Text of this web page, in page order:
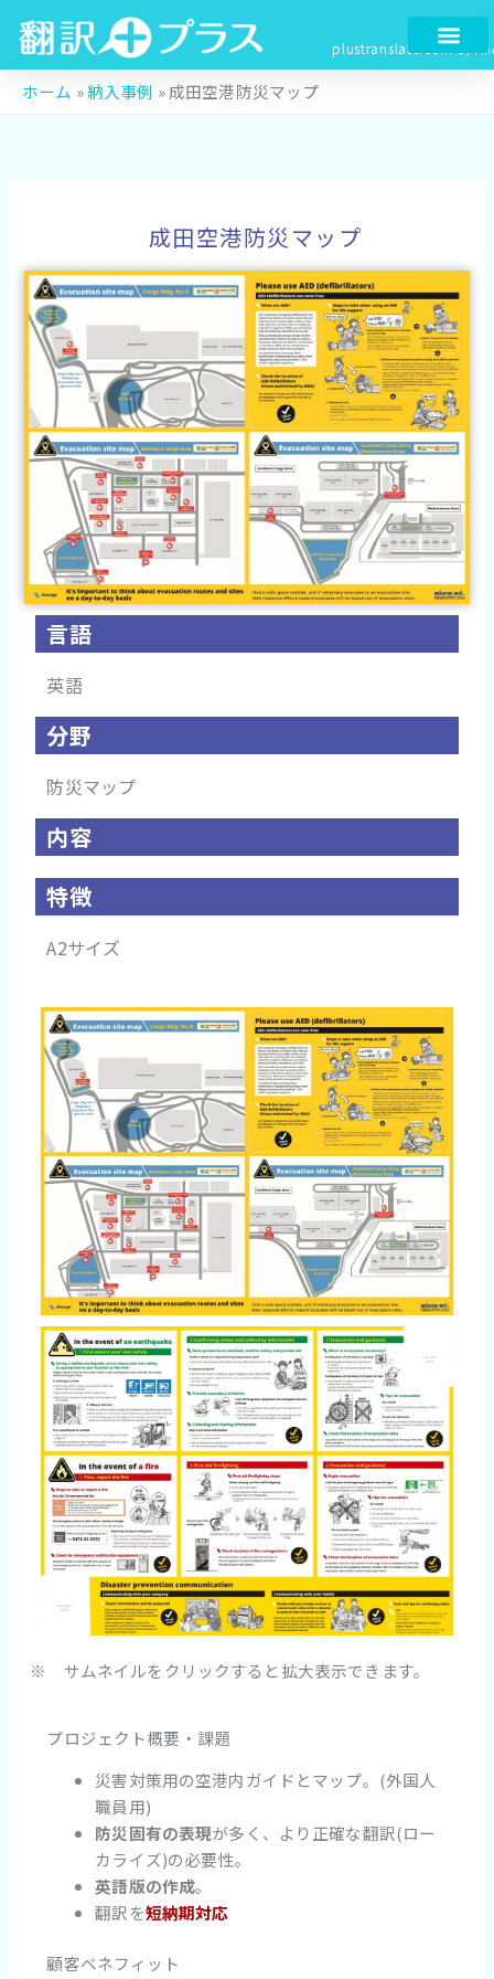
を
plustranslate.comby
ホーム »納入事例 »成田空港防災マップ
成田空港防災マップ
言語
英語
分野
防災マップ
内容
特徴
A2サイズ
※ サムネイルをクリックすると拡大表示できます。
プロジェクト概要・課題
災害対策用の空港内ガイドとマップ。(外国人
職員用)
防災固有の表現が多く、より正確な翻訳(ロー
カライズ)の必要性。
英語版の作成。
翻訳を短納期対応
顧客ベネフィット